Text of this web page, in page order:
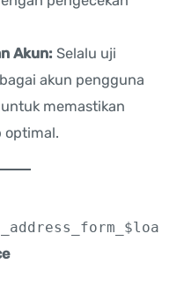
Akun: Selalu uji
akun pengguna
memastikan
optimal.